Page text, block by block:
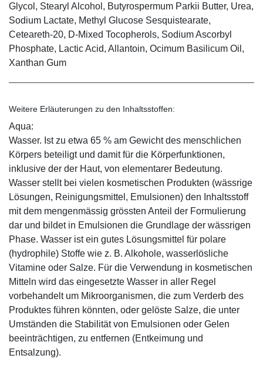
Glycol, Stearyl Alcohol, Butyrospermum Parkii Butter, Urea,
Sodium Lactate, Methyl Glucose Sesquistearate,
Ceteareth-20, D-Mixed Tocopherols, Sodium Ascorbyl
Phosphate, Lactic Acid, Allantoin, Ocimum Basilicum Oil,
Xanthan Gum
Weitere Erläuterungen zu den Inhaltsstoffen:
Aqua:
Wasser. Ist zu etwa 65 % am Gewicht des menschlichen
Körpers beteiligt und damit für die Körperfunktionen,
inklusive der der Haut, von elementarer Bedeutung.
Wasser stellt bei vielen kosmetischen Produkten (wässrige
Lösungen, Reinigungsmittel, Emulsionen) den Inhaltsstoff
mit dem mengenmässig grössten Anteil der Formulierung
dar und bildet in Emulsionen die Grundlage der wässrigen
Phase. Wasser ist ein gutes Lösungsmittel für polare
(hydrophile) Stoffe wie z. B. Alkohole, wasserlösliche
Vitamine oder Salze. Für die Verwendung in kosmetischen
Mitteln wird das eingesetzte Wasser in aller Regel
vorbehandelt um Mikroorganismen, die zum Verderb des
Produktes führen könnten, oder gelöste Salze, die unter
Umständen die Stabilität von Emulsionen oder Gelen
beeinträchtigen, zu entfernen (Entkeimung und
Entsalzung).